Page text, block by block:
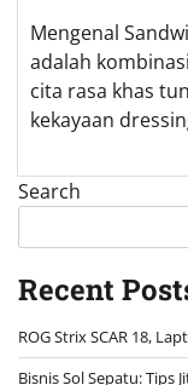
Mengenal
adalah
cita rasa khas
kekayaan
Search
Recent
ROG Strix SCAR 18,
Bisnis Sol Sepatu: Tips